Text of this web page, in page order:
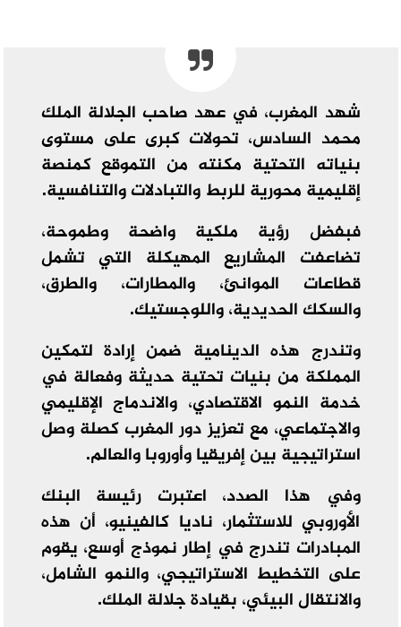
شهد المغرب، في عهد صاحب الجلالة الملك
محمد السادس، تحولات كبرى على مستوى
بنياته التحتية مكنته من التموقع كمنصة
إقليمية محورية للربط والتبادلات والتنافسية.
فبفضل رؤية ملكية واضحة وطموحة،
تضاعفت المشاريع المهيكلة التي تشمل
قطاعات الموانئ، والمطارات، والطرق،
والسكك الحديدية، واللوجستيك.
وتندرج هذه الدينامية ضمن إرادة لتمكين
المملكة من بنيات تحتية حديثة وفعالة في
خدمة النمو الاقتصادي، والاندماج الإقليمي
والاجتماعي، مع تعزيز دور المغرب كصلة وصل
استراتيجية بين إفريقيا وأوروبا والعالم.
وفي هذا الصدد، اعتبرت رئيسة البنك
الأوروبي للاستثمار، ناديا كالفينيو، أن هذه
المبادرات تندرج في إطار نموذج أوسع، يقوم
على التخطيط الاستراتيجي، والنمو الشامل،
والانتقال البيئي، بقيادة جلالة الملك.